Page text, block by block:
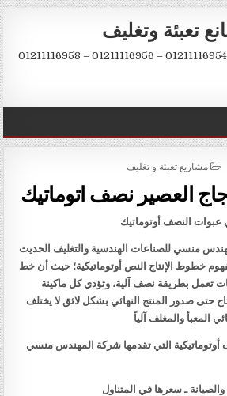
تعبئة وتغليف
POSTED IN
مشاريع تعبئة و تغليف
العصير نصف اتوماتيك
النصف أوتوماتيك
منسي للصناعات الهندسية والتغليف الحديث
خطوط الإنتاج النص أوتوماتيكية؛ حيث أن خط
تعمل بطريقة نصف آلية، وتؤدي كل ماكينة
حتى صدور المنتج النهائي بشكل لائق لا يختلف
المعبأ والمغلف آلياً
أوتوماتيكية التي تقدمها شركة المهندس منسي
والصيانة ـ سعرها في المتناول